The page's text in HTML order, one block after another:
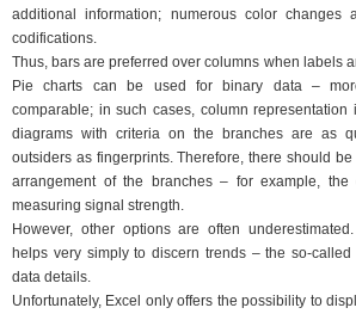
additional information; numerous color changes
codifications.
Thus, bars are preferred over columns when labels
Pie charts can be used for binary data –
comparable; in such cases, column representation
diagrams with criteria on the branches are as
outsiders as fingerprints. Therefore, there should
arrangement of the branches – for example, the
measuring signal strength.
However, other options are often
helps very simply to discern trends – the so-
data details.
Unfortunately, Excel only offers the possibility to